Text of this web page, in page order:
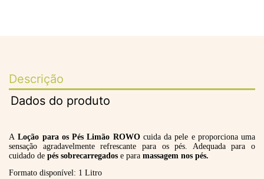
Descrição
Dados do produto
ALoção para os Pés Limão ROWOcuida da pele e proporciona uma
sensação agradavelmente refrescante para os pés. Adequada para o
cuidado de pés sobrecarregados e para massagem nos pés.
Formato disponível: 1 Litro